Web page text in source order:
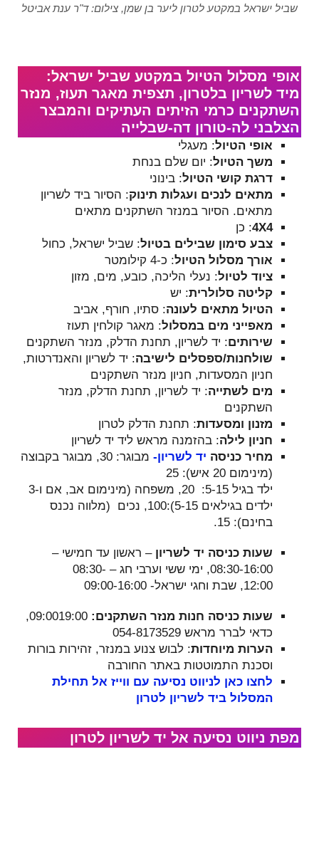
שביל ישראל במקטע לטרון ליער בן שמן, צילום: ד"ר ענת אביטל
אופי מסלול הטיול במקטע שביל ישראל:
מיד לשריון בלטרון, תצפית מאגר תעוז, מנזר
השתקנים כרמי הזיתים העתיקים והמבצר
הצלבני לה-טורון דה-שבלייה
אופי הטיול: מעגלי
משך הטיול: יום שלם בנחת
דרגת קושי הטיול: בינוני
מתאים לנכים ועגלות תינוק: הסיור ביד לשריון
מתאים. הסיור במנזר השתקנים מתאים
4X4
: כן
צבע סימון שבילים בטיול: שביל ישראל, כחול
אורך מסלול הטיול: כ-4 קילומטר
ציוד לטיול: נעלי הליכה, כובע, מים, מזון
קליטה סלולרית: יש
הטיול מתאים לעונה: סתיו, חורף, אביב
מאפייני מים במסלול: מאגר קולחין תעוז
שירותים: יד לשריון, תחנת הדלק, מנזר השתקנים
שולחנות/ספסלים לישיבה: יד לשריון והאנדרטות,
חניון המסעדות, חניון מנזר השתקנים
מים לשתייה: יד לשריון, תחנת הדלק, מנזר
השתקנים
מזנון ומסעדות: תחנת הדלק לטרון
חניון לילה: בהזמנה מראש ליד יד לשריון
מחיר כניסה יד לשריון-
מבוגר: 30, מבוגר בקבוצה
(מינימום 20 איש): 25
ילד בגיל 5-15: 20, משפחה (מינימום אב, אם ו-3
ילדים בגילאים 5-15):100, נכים (מלווה נכנס
בחינם): 15.
שעות כניסה יד לשריון – ראשון עד חמישי –
08:30-16:00, ימי ששי וערבי חג – 08:30-
12:00, שבת וחגי ישראל- 09:00-16:00
שעות כניסה חנות מנזר השתקנים:
09:0019:00,
כדאי לברר מראש 054-8173529
הערות מיוחדות: לבוש צנוע במנזר, זהירות בורות
וסכנת התמוטטות באתר החורבה
לחצו כאן לניווט נסיעה עם ווייז אל תחילת
המסלול ביד לשריון לטרון
מפת ניווט נסיעה אל​ יד לשריון לטרון